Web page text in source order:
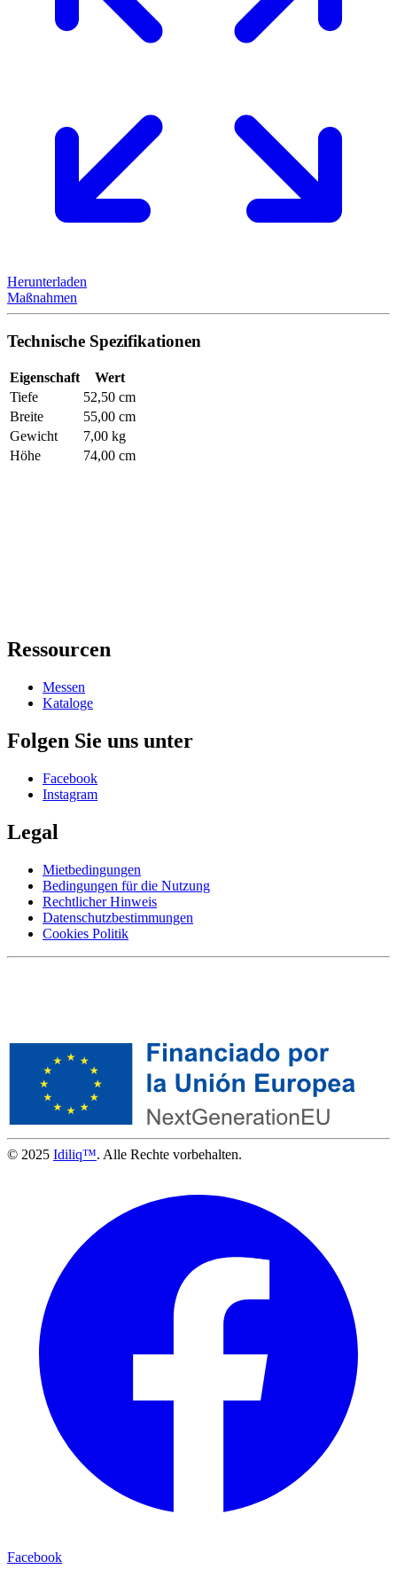
Herunterladen
Maßnahmen
Technische Spezifikationen
Eigenschaft
Wert
Tiefe
52,50 cm
Breite
55,00 cm
Gewicht
7,00 kg
Höhe
74,00 cm
Ressourcen
Messen
Kataloge
Folgen Sie uns unter
Facebook
Instagram
Legal
Mietbedingungen
Bedingungen für die Nutzung
Rechtlicher Hinweis
Datenschutzbestimmungen
Cookies Politik
© 2025 Idiliq™. Alle Rechte vorbehalten.
Facebook